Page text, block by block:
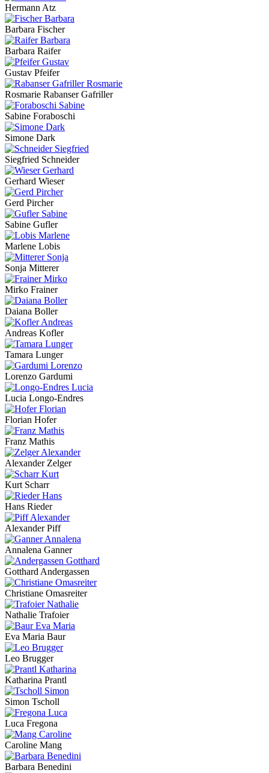
Hermann Atz
Barbara Fischer
Barbara Raifer
Gustav Pfeifer
Rosmarie Rabanser Gafriller
Sabine Foraboschi
Simone Dark
Siegfried Schneider
Gerhard Wieser
Gerd Pircher
Sabine Gufler
Marlene Lobis
Sonja Mitterer
Mirko Frainer
Daiana Boller
Andreas Kofler
Tamara Lunger
Lorenzo Gardumi
Lucia Longo-Endres
Florian Hofer
Franz Mathis
Alexander Zelger
Kurt Scharr
Hans Rieder
Alexander Piff
Annalena Ganner
Gotthard Andergassen
Christiane Omasreiter
Nathalie Trafoier
Eva Maria Baur
Leo Brugger
Katharina Prantl
Simon Tscholl
Luca Fregona
Caroline Mang
Barbara Benedini